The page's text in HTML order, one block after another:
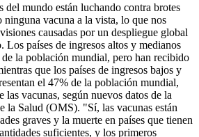
del mundo están luchando contra brotes
ninguna vacuna a la vista, lo que nos
causadas por un despliegue global
Los países de ingresos altos y medianos
la población mundial, pero han recibido
que los países de ingresos bajos y
el 47% de la población mundial,
vacunas, según nuevos datos de la
la Salud (OMS). "Sí, las vacunas están
graves y la muerte en países que tienen
suficientes, y los primeros